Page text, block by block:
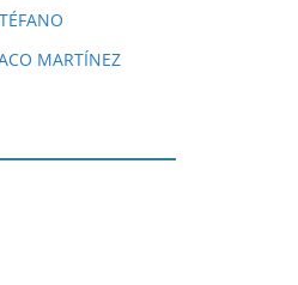
MARTÍNEZ